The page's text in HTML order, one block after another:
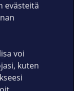
evästeitä
voi
kuten